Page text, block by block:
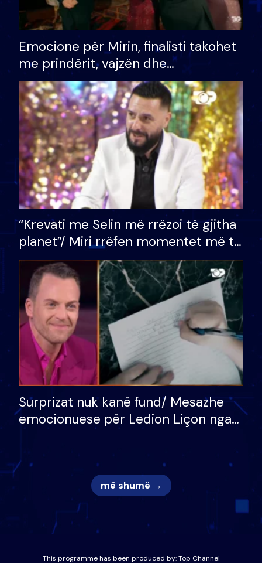
Emocione për Mirin, finalisti takohet
me prindërit, vajzën dhe
bashkëshorten: S’kemi ndonjë letër
divorci apo jo?
“Krevati me Selin më rrëzoi të gjitha
planet”/ Miri rrëfen momentet më të
bukura në shtëpinë e BB VIP: Do më
mungojë zilja e mëngjesit kur…
Surprizat nuk kanë fund/ Mesazhe
emocionuese për Ledion Liçon nga
më shumë →
This programme has been produced by:Top Channel